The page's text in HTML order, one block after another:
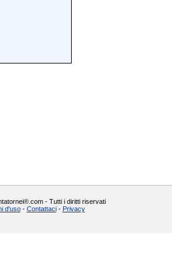
- Tutti i diritti riservati
d'uso- Contattaci- Privacy